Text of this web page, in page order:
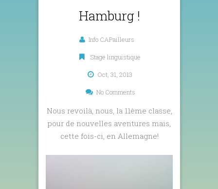
Hamburg !
Info CAPailleurs
Stage linguistique
Oct, 31, 2013
No Comments
Nous revoilà, nous, la 11ème classe,
pour de nouvelles aventures mais,
cette fois-ci, en Allemagne!